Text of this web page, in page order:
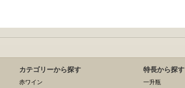
カテゴリーから探す
赤ワイン
特長から探す
一升瓶